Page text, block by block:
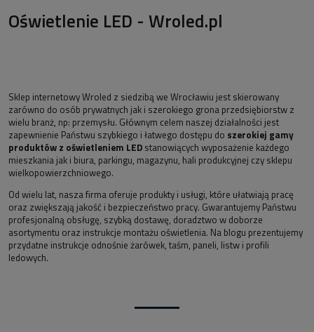
Oświetlenie LED - Wroled.pl
Sklep internetowy Wroled z siedzibą we Wrocławiu jest skierowany
zarówno do osób prywatnych jak i szerokiego grona przedsiębiorstw z
wielu branż, np: przemysłu. Głównym celem naszej działalności jest
zapewnienie Państwu szybkiego i łatwego dostępu do szerokiej gamy
produktów z oświetleniem LED stanowiących wyposażenie każdego
mieszkania jak i biura, parkingu, magazynu, hali produkcyjnej czy sklepu
wielkopowierzchniowego.
Od wielu lat, nasza firma oferuje produkty i usługi, które ułatwiają pracę
oraz zwiększają jakość i bezpieczeństwo pracy. Gwarantujemy Państwu
profesjonalną obsługę, szybką dostawę, doradztwo w doborze
asortymentu oraz instrukcje montażu oświetlenia. Na blogu prezentujemy
przydatne instrukcje odnośnie żarówek, taśm, paneli, listw i profili
ledowych.